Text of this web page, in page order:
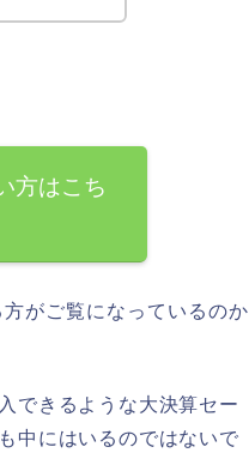
方はこち
がご覧になっているのか
できるような大決算セー
中にはいるのではないで